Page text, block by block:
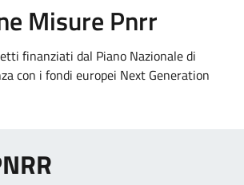
Misure Pnrr
finanziati dal Piano Nazionale di
con i fondi europei Next Generation